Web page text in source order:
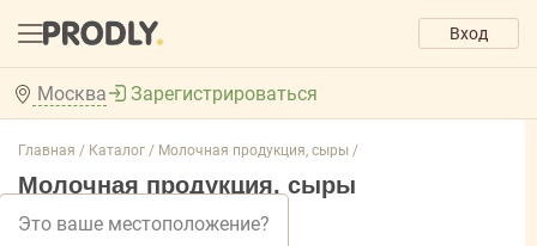
Вход
Москва
Это ваше местоположение?
Зарегистрироваться
Главная / Каталог / Молочная продукция, сыры /
Молочная продукция, сыры
Добавить фильтр товаров